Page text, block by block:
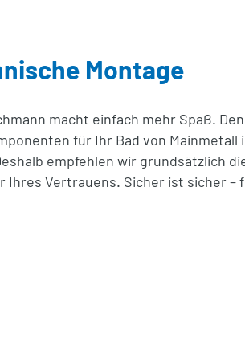
Montage
macht einfach mehr Spaß.
für Ihr Bad von Mainmetall
empfehlen wir grundsätzlich
Ihres Vertrauens. Sicher ist sicher –